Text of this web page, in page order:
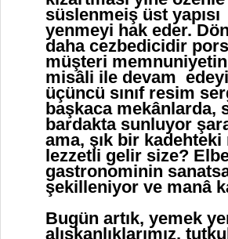
süslenmeiş üst
yenmeyi hak eder.
daha cezbedicidir
müşteri
misâli ile devam
üçüncü sınıf resim
başkaca mekânlarda,
bardakta sunluyor
ama, şık bir
lezzetli gelir size?
gastronominin
şekilleniyor ve manâ
Bugün artık, yemek
alışkanlıklarımız,